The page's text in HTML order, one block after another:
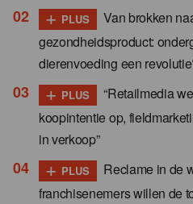
+ PLUS
Van brokken
gezondheidsproduct:
dierenvoeding een
+ PLUS
“Retailmedia
koopintentie op,
in verkoop”
+ PLUS
Reclame in de
franchisenemers willen de